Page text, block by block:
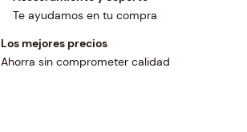
Te ayudamos en tu compra
Los mejores precios
Ahorra sin comprometer calidad